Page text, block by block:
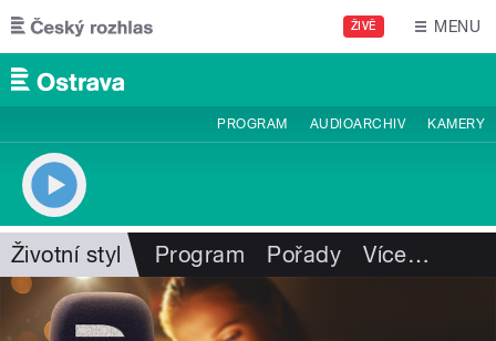
Přejít k hlavnímu obsahu
ŽIVĚ MENU
PROGRAM AUDIOARCHIV KAMERY
Životní styl Program Pořady Více…